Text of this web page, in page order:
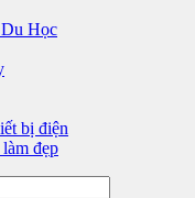
Học
bị điện
đẹp